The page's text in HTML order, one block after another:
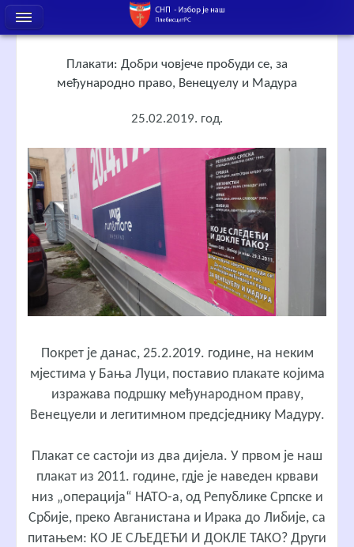
Плакати: Добри човјече пробуди се, за
међународно право, Венецуелу и Мадура
25.02.2019. год.
Покрет је данас, 25.2.2019. године, на неким
мјестима у Бања Луци, поставио плакате којима
изражава подршку међународном праву,
Венецуели и легитимном предсједнику Мадуру.
Плакат се састоји из два дијела. У првом је наш
плакат из 2011. године, гдје је наведен крвави
низ „операција“ НАТО-а, од Републике Српске и
Србије, преко Авганистана и Ирака до Либије, са
питањем: КО ЈЕ СЉЕДЕЋИ И ДОКЛЕ ТАКО? Други